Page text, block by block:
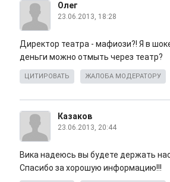
Олег
23.06.2013, 18:28
Директор театра - мафиози?! Я в
деньги можно отмыть через театр?
ЦИТИРОВАТЬ ЖАЛОБА МОДЕРАТОРУ
Казаков
23.06.2013, 20:44
Вика надеюсь вы будете держать
Спасибо за хорошую информацию!!!